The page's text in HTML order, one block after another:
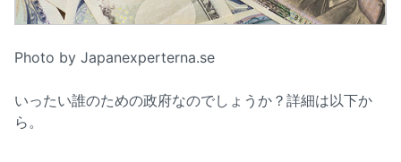
Photo by Japanexperterna.se
いったい誰のための政府なのでしょうか？詳細は以下か
ら。